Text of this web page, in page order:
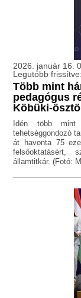
2026. január 16.
Legutóbb
Több mint
pedagógus
Köbüki-
Idén több mint
tehetséggondozó
át havonta 75
felsőoktatásért,
államtitkár. (Fotó: